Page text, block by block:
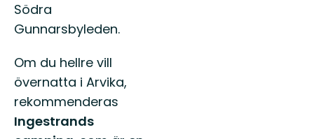
Södra
Gunnarsbyleden.
Om du hellre vill
övernatta i Arvika,
rekommenderas
Ingestrands